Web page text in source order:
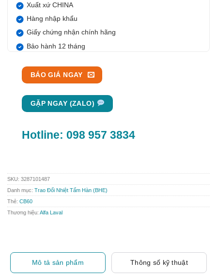
Xuất xứ CHINA
Hàng nhập khẩu
Giấy chứng nhận chính hãng
Bảo hành 12 tháng
BÁO GIÁ NGAY
GẶP NGAY (ZALO)
Hotline: 098 957 3834
SKU: 3287101487
Danh mục: Trao Đổi Nhiệt Tấm Hàn (BHE)
Thẻ: CB60
Thương hiệu: Alfa Laval
Mô tả sản phẩm Thông số kỹ thuật